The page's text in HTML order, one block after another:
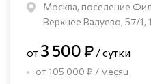
Москва, поселение
Верхнее Валуево, 57/1, 1
от 3 500 ₽ / сутки
от 105 000 ₽ / месяц